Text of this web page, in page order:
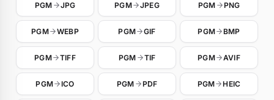
PGM JPG PGM JPEG PGM PNG
PGM WEBP PGM GIF PGM BMP
PGM TIFF PGM TIF PGM AVIF
PGM ICO PGM PDF PGM HEIC